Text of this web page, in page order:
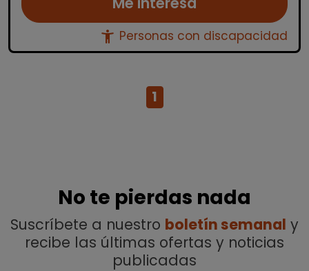
accessibility_new Personas con discapacidad
1
No te pierdas nada
Suscríbete a nuestro boletín semanal y
recibe las últimas ofertas y noticias
publicadas